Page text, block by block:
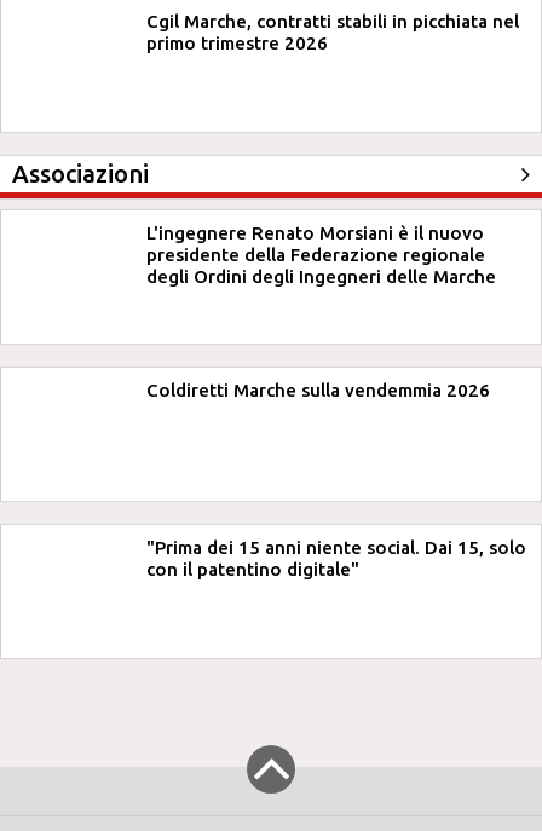
Cgil Marche, contratti stabili in picchiata nel
primo trimestre 2026
Associazioni
L'ingegnere Renato Morsiani è il nuovo
presidente della Federazione regionale
degli Ordini degli Ingegneri delle Marche
Coldiretti Marche sulla vendemmia 2026
"Prima dei 15 anni niente social. Dai 15, solo
con il patentino digitale"